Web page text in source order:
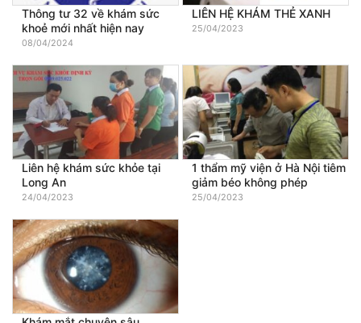
Thông tư 32 về khám sức
khoẻ mới nhất hiện nay
08/04/2024
LIÊN HỆ KHÁM THẺ XANH
25/04/2023
Liên hệ khám sức khỏe tại
Long An
24/04/2023
1 thẩm mỹ viện ở Hà Nội tiêm
giảm béo không phép
25/04/2023